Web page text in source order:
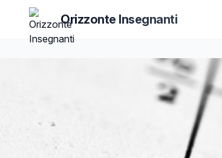
Orizzonte Insegnanti